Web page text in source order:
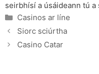
seirbhísí a úsáideann tú
Categories
Casinos ar líne
Siorc sciúrtha
Casino Catar